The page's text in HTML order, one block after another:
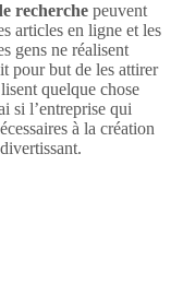
recherche peuvent
articles en ligne et les
gens ne réalisent
pour but de les attirer
quelque chose
si l’entreprise qui
à la création